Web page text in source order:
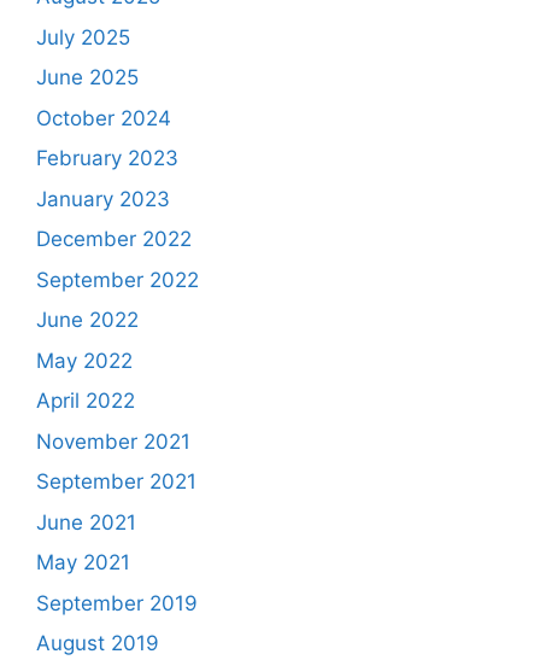
July 2025
June 2025
October 2024
February 2023
January 2023
December 2022
September 2022
June 2022
May 2022
April 2022
November 2021
September 2021
June 2021
May 2021
September 2019
August 2019